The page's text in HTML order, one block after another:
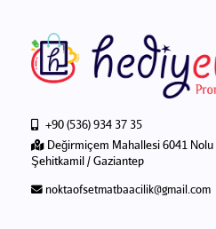
+90 (536) 934 37 35
Değirmiçem Mahallesi 6041 Nolu
Şehitkamil / Gaziantep
noktaofsetmatbaacilik@gmail.com